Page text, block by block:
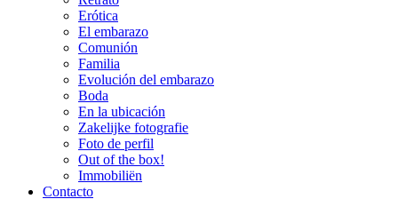
Erótica
El embarazo
Comunión
Familia
Evolución del embarazo
Boda
En la ubicación
Zakelijke fotografie
Foto de perfil
Out of the box!
Immobiliën
Contacto